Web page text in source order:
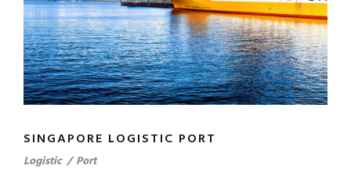
SINGAPORE LOGISTIC PORT
Logistic / Port